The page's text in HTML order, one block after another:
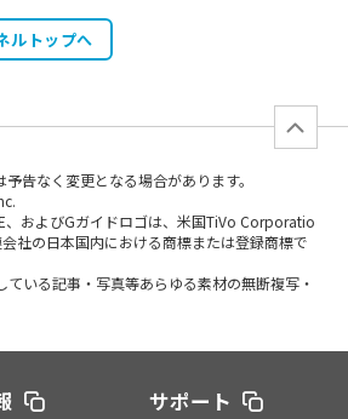
ルトップへ
告なく変更となる場合があります。
、およびGガイドロゴは、米国TiVo Corporatio
社の日本国内における商標または登録商標で
ている記事・写真等あらゆる素材の無断複写・
サポート